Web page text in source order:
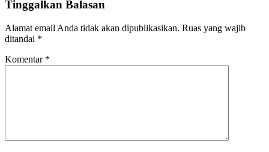
Tinggalkan Balasan
Alamat email Anda tidak akan dipublikasikan. Ruas yang wajib
ditandai *
Komentar *